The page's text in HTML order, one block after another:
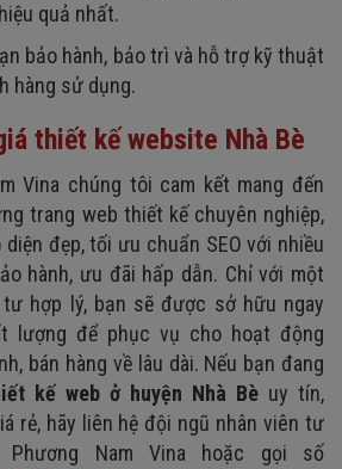
quả nhất.
bảo hành, bảo trì và hỗ trợ kỹ thuật
hàng sử dụng.
thiết kế website Nhà Bè
Vina chúng tôi cam kết mang đến
trang web thiết kế chuyên nghiệp,
đẹp, tối ưu chuẩn SEO với nhiều
hành, ưu đãi hấp dẫn. Chỉ với một
hợp lý, bạn sẽ được sở hữu ngay
lượng để phục vụ cho hoạt động
bán hàng về lâu dài. Nếu bạn đang
kế web ở huyện Nhà Bè uy tín,
rẻ, hãy liên hệ đội ngũ nhân viên tư
Nam Vina hoặc gọi số